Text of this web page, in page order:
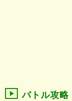
バトル攻略